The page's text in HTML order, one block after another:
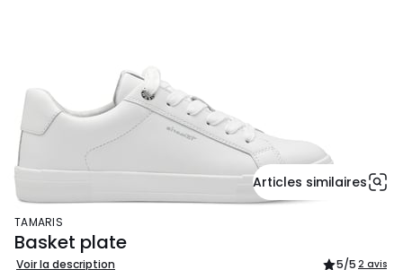
Articles similaires
TAMARIS
Basket plate
Voir la description 5/5 2 avis